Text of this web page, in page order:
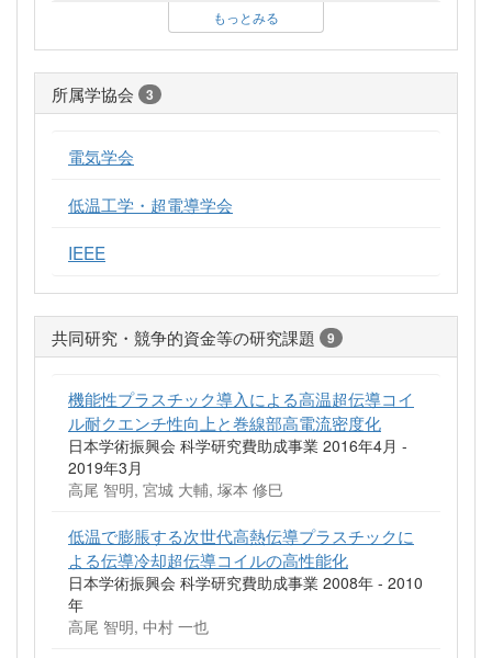
もっとみる
所属学協会 3
電気学会
低温工学・超電導学会
IEEE
共同研究・競争的資金等の研究課題 9
機能性プラスチック導入による高温超伝導コイ
ル耐クエンチ性向上と巻線部高電流密度化
日本学術振興会 科学研究費助成事業 2016年4月 -
2019年3月
高尾 智明, 宮城 大輔, 塚本 修巳
低温で膨脹する次世代高熱伝導プラスチックに
よる伝導冷却超伝導コイルの高性能化
日本学術振興会 科学研究費助成事業 2008年 - 2010
年
高尾 智明, 中村 一也